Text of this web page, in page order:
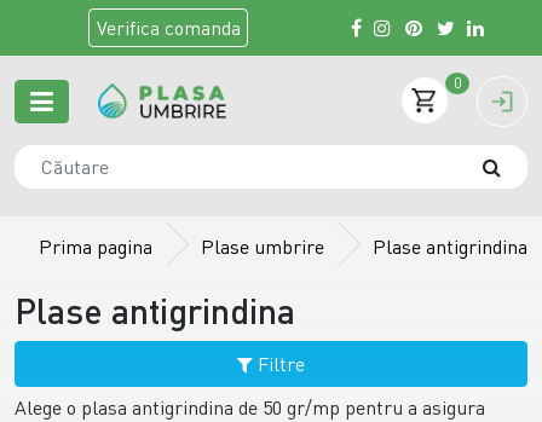
Verifica comanda
0
Prima pagina Plase umbrire Plase antigrindina
Plase antigrindina
Filtre
Alege o plasa antigrindina de 50 gr/mp pentru a asigura